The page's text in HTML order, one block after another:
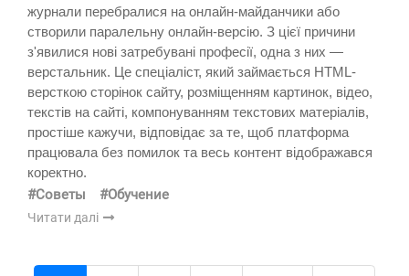
журнали перебралися на онлайн-майданчики або
створили паралельну онлайн-версію. З цієї причини
з'явилися нові затребувані професії, одна з них —
верстальник. Це спеціаліст, який займається HTML-
версткою сторінок сайту, розміщенням картинок, відео,
текстів на сайті, компонуванням текстових матеріалів,
простіше кажучи, відповідає за те, щоб платформа
працювала без помилок та весь контент відображався
коректно.
#Советы #Обучение
Читати далі